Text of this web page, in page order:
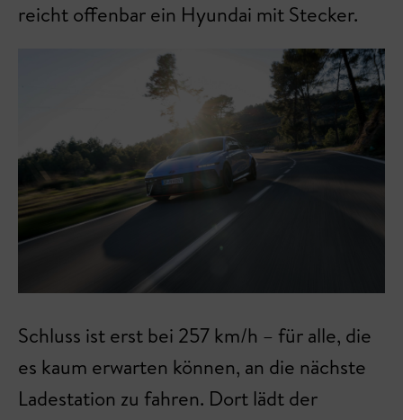
reicht offenbar ein Hyundai mit Stecker.
Schluss ist erst bei 257 km/h – für alle, die
es kaum erwarten können, an die nächste
Ladestation zu fahren. Dort lädt der